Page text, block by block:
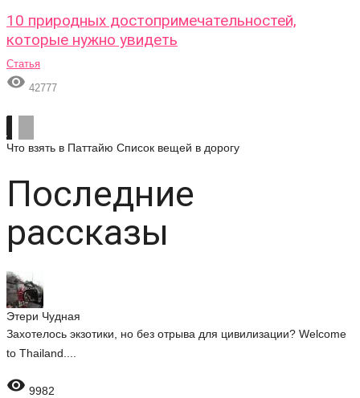
10 природных достопримечательностей,
которые нужно увидеть
Статья
 42777
Что взять в Паттайю Список вещей в дорогу
Последние
рассказы
Этери Чудная
Захотелось экзотики, но без отрыва для цивилизации? Welcome
to Thailand....
 9982